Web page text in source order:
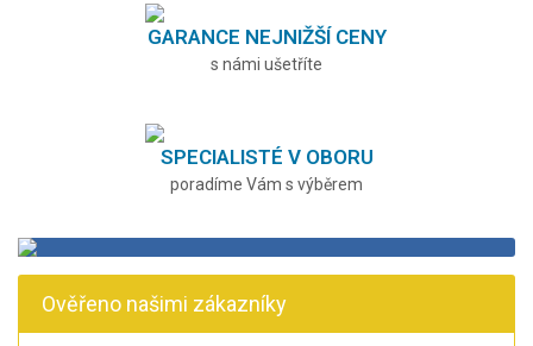
GARANCE NEJNIŽŠÍ CENY
s námi ušetříte
SPECIALISTÉ V OBORU
poradíme Vám s výběrem
Ověřeno našimi zákazníky